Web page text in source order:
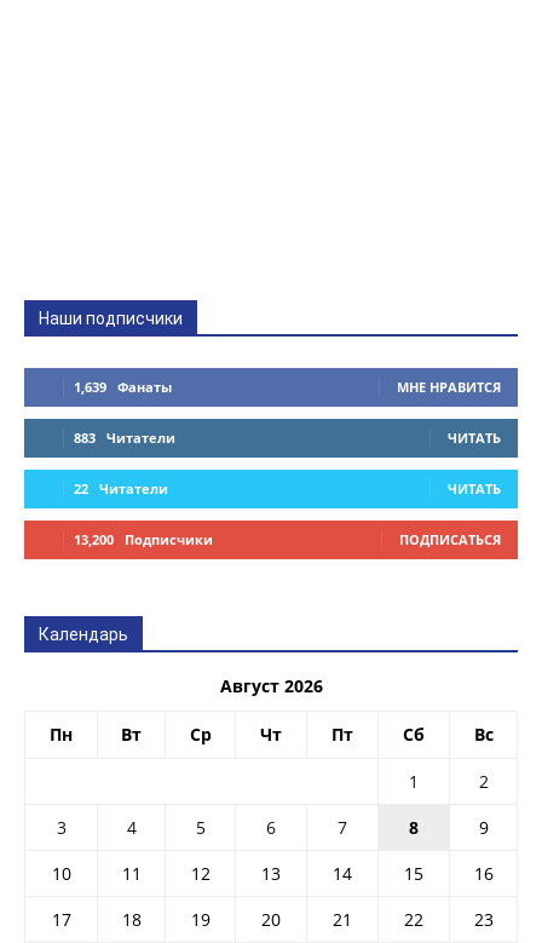
Наши подписчики
1,639 Фанаты МНЕ НРАВИТСЯ
883 Читатели ЧИТАТЬ
22 Читатели ЧИТАТЬ
13,200 Подписчики ПОДПИСАТЬСЯ
Календарь
Август 2026
Пн Вт Ср Чт Пт Сб Вс
1
2
3
4 5 6 7 8
9
10
11 12 13 14 15
16
17
18 19 20 21 22 23